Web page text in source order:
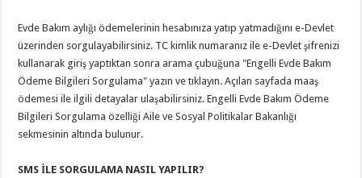
Evde Bakım aylığı ödemelerinin hesabınıza yatıp yatmadığını e-Devlet
üzerinden sorgulayabilirsiniz. TC kimlik numaranız ile e-Devlet şifrenizi
kullanarak giriş yaptıktan sonra arama çubuğuna "Engelli Evde Bakım
Ödeme Bilgileri Sorgulama" yazın ve tıklayın. Açılan sayfada maaş
ödemesi ile ilgili detayalar ulaşabilirsiniz. Engelli Evde Bakım Ödeme
Bilgileri Sorgulama özelliği Aile ve Sosyal Politikalar Bakanlığı
sekmesinin altında bulunur.
SMS İLE SORGULAMA NASIL YAPILIR?